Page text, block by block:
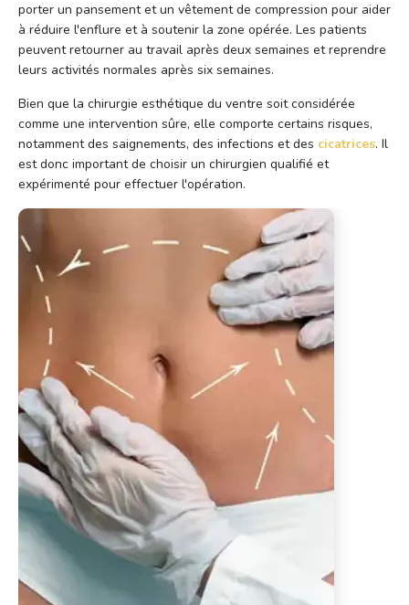
porter un pansement et un vêtement de compression pour aider
à réduire l'enflure et à soutenir la zone opérée. Les patients
peuvent retourner au travail après deux semaines et reprendre
leurs activités normales après six semaines.
Bien que la chirurgie esthétique du ventre soit considérée
comme une intervention sûre, elle comporte certains risques,
notamment des saignements, des infections et des cicatrices. Il
est donc important de choisir un chirurgien qualifié et
expérimenté pour effectuer l'opération.